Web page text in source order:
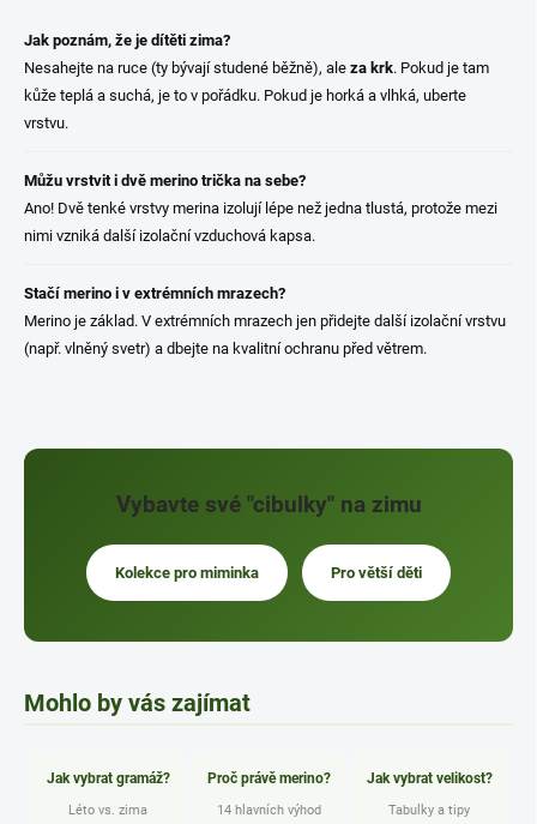
Jak poznám, že je dítěti zima?
Nesahejte na ruce (ty bývají studené běžně), ale za krk. Pokud je tam
kůže teplá a suchá, je to v pořádku. Pokud je horká a vlhká, uberte
vrstvu.
Můžu vrstvit i dvě merino trička na sebe?
Ano! Dvě tenké vrstvy merina izolují lépe než jedna tlustá, protože mezi
nimi vzniká další izolační vzduchová kapsa.
Stačí merino i v extrémních mrazech?
Merino je základ. V extrémních mrazech jen přidejte další izolační vrstvu
(např. vlněný svetr) a dbejte na kvalitní ochranu před větrem.
Vybavte své "cibulky" na zimu
Kolekce pro miminka Pro větší děti
Mohlo by vás zajímat
Jak vybrat gramáž?
Léto vs. zima
Proč právě merino?
14 hlavních výhod
Jak vybrat velikost?
Tabulky a tipy